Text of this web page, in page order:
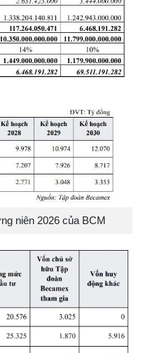
niên 2026 của BCM